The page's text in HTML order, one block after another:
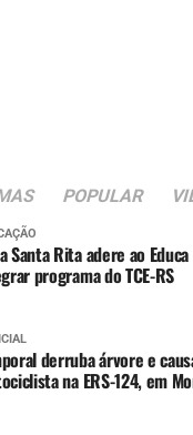
POPULAR
Santa Rita adere ao
programa do TCE-RS
derruba árvore e
na ERS-124, em